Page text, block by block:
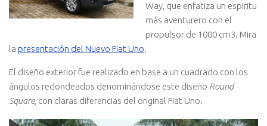
Way, que enfatiza un espiritu
más aventurero con el
propulsor de 1000 cm3. Mira
la presentación del Nuevo Fiat Uno.
El diseño exterior fue realizado en base a un cuadrado con los
ángulos redondeados denominándose este diseño Round
Square, con claras diferencias del original Fiat Uno.